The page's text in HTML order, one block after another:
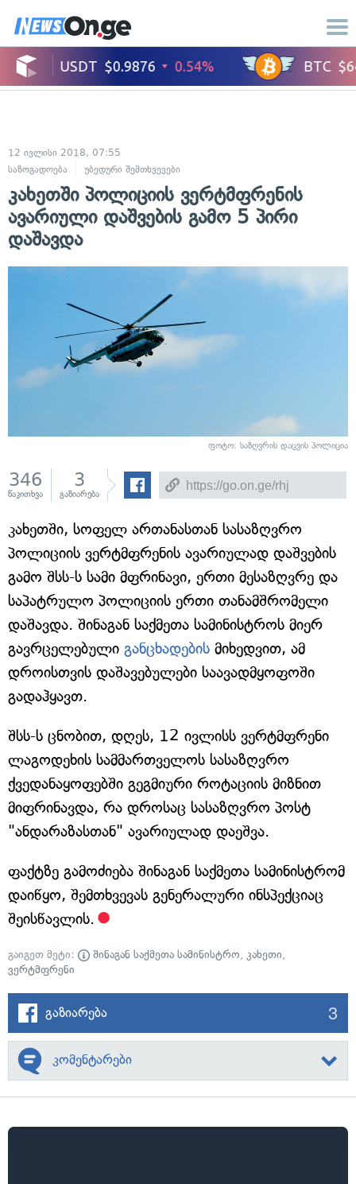
12 ივლისი 2018, 07:55
საზოგადოება
უბედური შემთხვევები
კახეთში პოლიციის ვერტმფრენის
ავარიული დაშვების გამო 5 პირი
დაშავდა
ფოტო: საზღვრის დაცვის პოლიცია
346
წაკითხვა
3
გაზიარება
კახეთში, სოფელ ართანასთან სასაზღვრო
პოლიციის ვერტმფრენის ავარიულად დაშვების
გამო შსს-ს სამი მფრინავი, ერთი მესაზღვრე და
საპატრულო პოლიციის ერთი თანამშრომელი
დაშავდა. შინაგან საქმეთა სამინისტროს მიერ
გავრცელებული განცხადების მიხედვით, ამ
დროისთვის დაშავებულები საავადმყოფოში
გადაჰყავთ.
შსს-ს ცნობით, დღეს, 12 ივლისს ვერტმფრენი
ლაგოდეხის სამმართველოს სასაზღვრო
ქვედანაყოფებში გეგმიური როტაციის მიზნით
მიფრინავდა, რა დროსაც სასაზღვრო პოსტ
"ანდარაზასთან" ავარიულად დაეშვა.
ფაქტზე გამოძიება შინაგან საქმეთა სამინისტრომ
დაიწყო, შემთხვევას გენერალური ინსპექციაც
შეისწავლის.
გაიგეთ მეტი: შინაგან საქმეთა სამინისტრო, კახეთი,
ვერტმფრენი
გაზიარება 3
კომენტარები